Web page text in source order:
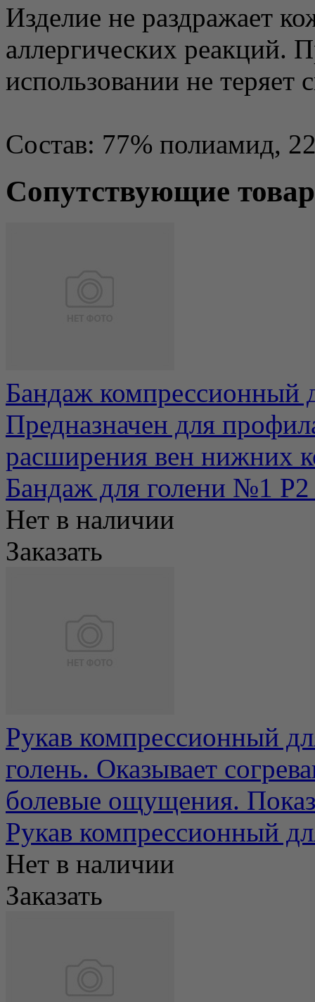
Изделие не раздражает
аллергических реакций.
использовании не теряет
Состав: 77% полиамид,
Сопутствующие
Бандаж компрессионный
Предназначен для
расширения вен нижних
Бандаж для голени №1
Нет в наличии
Заказать
Рукав компрессионный
голень. Оказывает
болевые ощущения.
Рукав компрессионный
Нет в наличии
Заказать